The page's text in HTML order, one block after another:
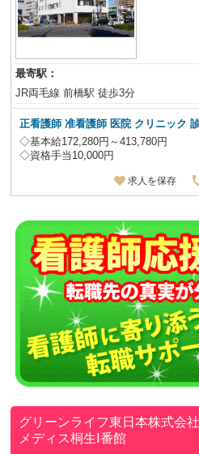
最寄駅：
JR両毛線 前橋駅 徒歩3分
正看護師 准看護師 医院 クリニック
◇基本給172,280円～413,780円
◇資格手当10,000円
求人を保存
グリーンライフ東日本株式会
メディス桐生Ⅰ番館